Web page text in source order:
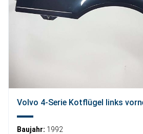
Volvo 4-Serie Kotflügel links
Baujahr: 1992